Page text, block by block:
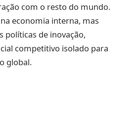
com o resto do mundo.
economia interna, mas
de inovação,
competitivo isolado para
global.